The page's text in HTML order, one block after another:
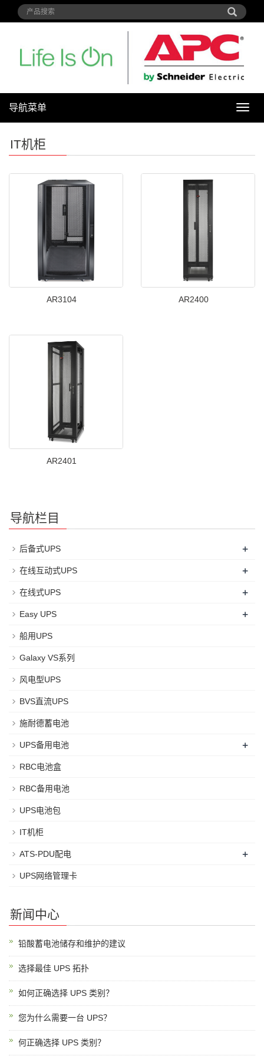
导
导航菜单
IT机柜
AR3104 AR2400
AR2401
导航栏目
后备式UPS +
在线互动式UPS +
在线式UPS +
Easy UPS +
船用UPS
Galaxy VS系列
风电型UPS
BVS直流UPS
施耐德蓄电池
UPS备用电池 +
RBC电池盒
RBC备用电池
UPS电池包
IT机柜
ATS-PDU配电 +
UPS网络管理卡
新闻中心
铅酸蓄电池储存和维护的建议
选择最佳 UPS 拓扑
如何正确选择 UPS 类别？
您为什么需要一台 UPS？
何正确选择 UPS 类别？